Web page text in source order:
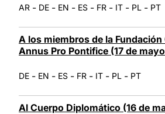
AR - DE - EN - ES - FR - IT - PL - PT
A los miembros de la
Annus Pro Pontifice (17 de
DE - EN - ES - FR - IT - PL - PT
Al Cuerpo Diplomático (16 de